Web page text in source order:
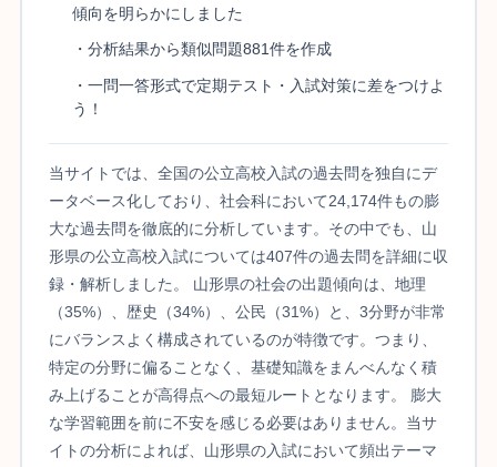
傾向を明らかにしました
・分析結果から類似問題881件を作成
・一問一答形式で定期テスト・入試対策に差をつけよ
う！
当サイトでは、全国の公立高校入試の過去問を独自にデ
ータベース化しており、社会科において24,174件もの膨
大な過去問を徹底的に分析しています。その中でも、山
形県の公立高校入試については407件の過去問を詳細に収
録・解析しました。 山形県の社会の出題傾向は、地理
（35%）、歴史（34%）、公民（31%）と、3分野が非常
にバランスよく構成されているのが特徴です。つまり、
特定の分野に偏ることなく、基礎知識をまんべんなく積
み上げることが高得点への最短ルートとなります。 膨大
な学習範囲を前に不安を感じる必要はありません。当サ
イトの分析によれば、山形県の入試において頻出テーマ